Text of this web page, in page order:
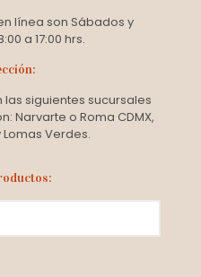
línea son Sábados y
a 17:00 hrs.
siguientes sucursales
Narvarte o Roma CDMX,
Verdes.